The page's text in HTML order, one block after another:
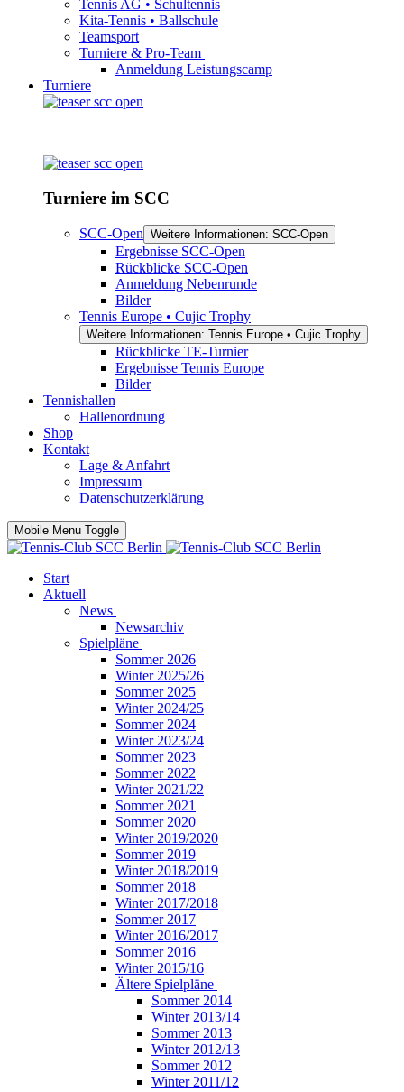
Tennis AG • Schultennis
Kita-Tennis • Ballschule
Teamsport
Turniere & Pro-Team
Anmeldung Leistungscamp
Turniere
Turniere im SCC
SCC-Open Weitere Informationen: SCC-Open
Ergebnisse SCC-Open
Rückblicke SCC-Open
Anmeldung Nebenrunde
Bilder
Tennis Europe • Cujic Trophy
Weitere Informationen: Tennis Europe • Cujic Trophy
Rückblicke TE-Turnier
Ergebnisse Tennis Europe
Bilder
Tennishallen
Hallenordnung
Shop
Kontakt
Lage & Anfahrt
Impressum
Datenschutzerklärung
Mobile Menu Toggle
Start
Aktuell
News
Newsarchiv
Spielpläne
Sommer 2026
Winter 2025/26
Sommer 2025
Winter 2024/25
Sommer 2024
Winter 2023/24
Sommer 2023
Sommer 2022
Winter 2021/22
Sommer 2021
Sommer 2020
Winter 2019/2020
Sommer 2019
Winter 2018/2019
Sommer 2018
Winter 2017/2018
Sommer 2017
Winter 2016/2017
Sommer 2016
Winter 2015/16
Ältere Spielpläne
Sommer 2014
Winter 2013/14
Sommer 2013
Winter 2012/13
Sommer 2012
Winter 2011/12